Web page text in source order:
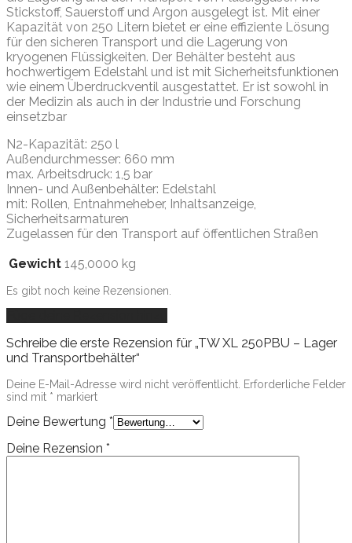
Stickstoff, Sauerstoff und Argon ausgelegt ist. Mit einer
Kapazität von 250 Litern bietet er eine effiziente Lösung
für den sicheren Transport und die Lagerung von
kryogenen Flüssigkeiten. Der Behälter besteht aus
hochwertigem Edelstahl und ist mit Sicherheitsfunktionen
wie einem Überdruckventil ausgestattet. Er ist sowohl in
der Medizin als auch in der Industrie und Forschung
einsetzbar
N2-Kapazität: 250 l
Außendurchmesser: 660 mm
max. Arbeitsdruck: 1,5 bar
Innen- und Außenbehälter: Edelstahl
mit: Rollen, Entnahmeheber, Inhaltsanzeige,
Sicherheitsarmaturen
Zugelassen für den Transport auf öffentlichen Straßen
Gewicht 145,0000 kg
Es gibt noch keine Rezensionen.
Schreibe die erste Rezension für „TW XL 250PBU – Lager
und Transportbehälter“
Deine E-Mail-Adresse wird nicht veröffentlicht. Erforderliche Felder
sind mit * markiert
Deine Bewertung *
Deine Rezension *